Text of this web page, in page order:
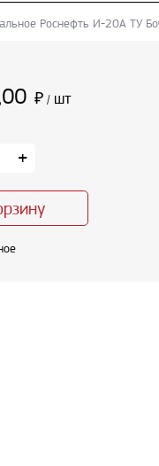
Роснефть И-20А ТУ
₽ / шт
+